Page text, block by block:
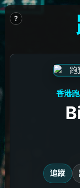
?
香港
追蹤